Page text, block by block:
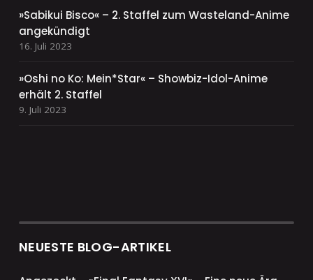
»Sabikui Bisco« – 2. Staffel zum Wasteland-Anime
angekündigt
16. Juli 2023
»Oshi no Ko: Mein*Star« – Showbiz-Idol-Anime
erhält 2. Staffel
9. Juli 2023
NEUESTE BLOG-ARTIKEL